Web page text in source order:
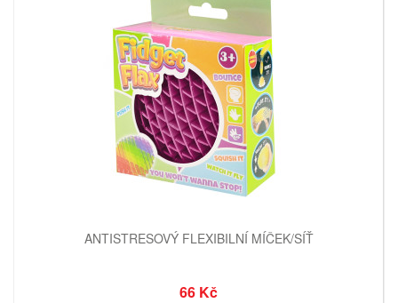
ANTISTRESOVÝ FLEXIBILNÍ MÍČEK/SÍŤ
66 Kč